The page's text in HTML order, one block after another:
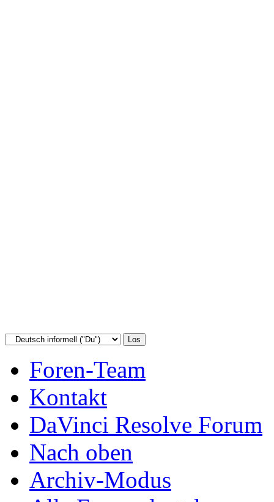
Foren-Team
Kontakt
DaVinci Resolve Forum
Nach oben
Archiv-Modus